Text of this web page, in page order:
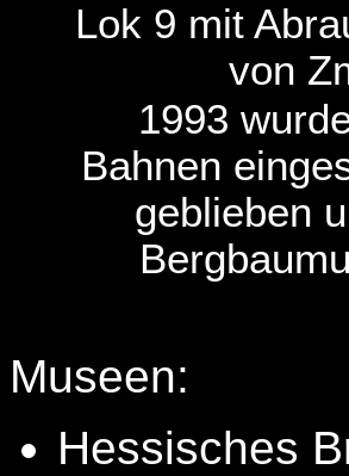
Lok 9 mit
von
1993
Bahnen
geblieben
Museen:
Hessisches